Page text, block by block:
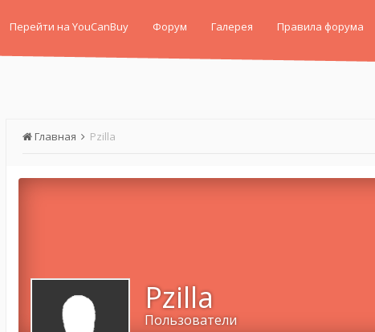
Перейти на YouCanBuy Форум Галерея Правила форума
Главная Pzilla
Pzilla
Пользователи